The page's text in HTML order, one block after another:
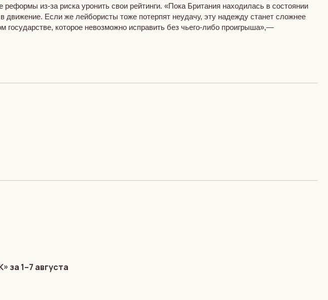
из-за риска уронить свои рейтинги. «Пока Британия находилась в состоянии
движение. Если же лейбористы тоже потерпят неудачу, эту надежду станет сложнее
государстве, которое невозможно исправить без чьего-либо проигрыша»,—
за 1–7 августа